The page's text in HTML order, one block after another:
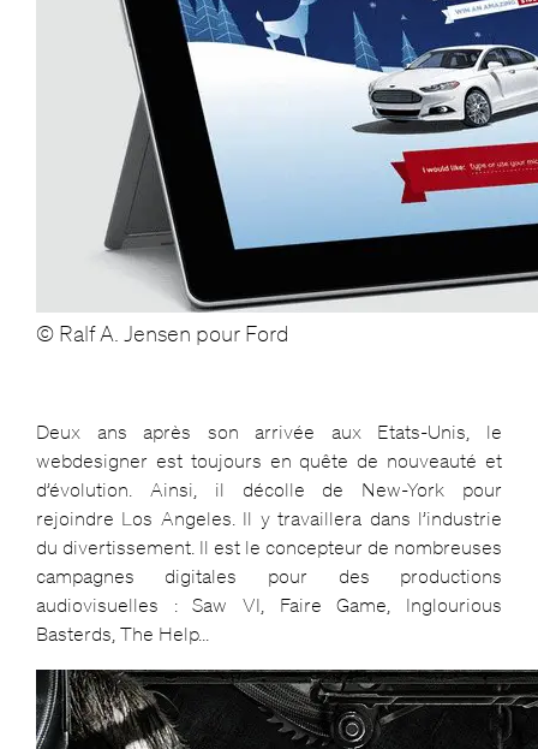
© Ralf A. Jensen pour Ford
Deux ans après son arrivée aux Etats-Unis, le
webdesigner est toujours en quête de nouveauté et
d’évolution. Ainsi, il décolle de New-York pour
rejoindre Los Angeles. Il y travaillera dans l’industrie
du divertissement. Il est le concepteur de nombreuses
campagnes digitales pour des productions
audiovisuelles : Saw VI, Faire Game, Inglourious
Basterds, The Help…